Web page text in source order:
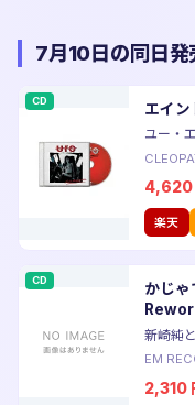
7月10日の同日発
CD エイン
ユー・
4,620
楽天
CD
かじ
新崎純
EM
2,310